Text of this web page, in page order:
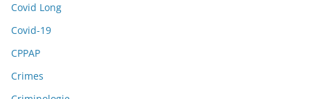
Covid Long
Covid-19
CPPAP
Crimes